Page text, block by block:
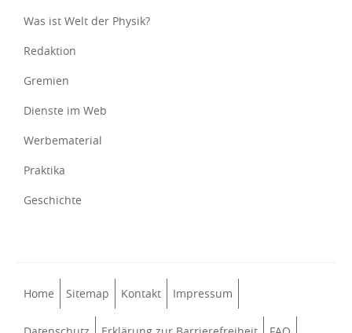
Was ist Welt der Physik?
Redaktion
Gremien
Dienste im Web
Werbematerial
Praktika
Geschichte
Home Sitemap Kontakt Impressum